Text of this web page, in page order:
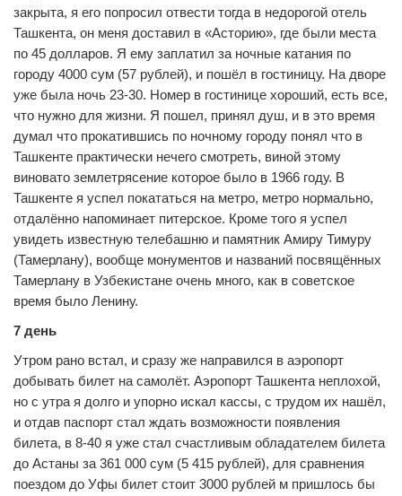
закрыта, я его попросил отвести тогда в недорогой отель
Ташкента, он меня доставил в «Асторию», где были места
по 45 долларов. Я ему заплатил за ночные катания по
городу 4000 сум (57 рублей), и пошёл в гостиницу. На дворе
уже была ночь 23-30. Номер в гостинице хороший, есть все,
что нужно для жизни. Я пошел, принял душ, и в это время
думал что прокатившись по ночному городу понял что в
Ташкенте практически нечего смотреть, виной этому
виновато землетрясение которое было в 1966 году. В
Ташкенте я успел покататься на метро, метро нормально,
отдалённо напоминает питерское. Кроме того я успел
увидеть известную телебашню и памятник Амиру Тимуру
(Тамерлану), вообще монументов и названий посвящённых
Тамерлану в Узбекистане очень много, как в советское
время было Ленину.
7 день
Утром рано встал, и сразу же направился в аэропорт
добывать билет на самолёт. Аэропорт Ташкента неплохой,
но с утра я долго и упорно искал кассы, с трудом их нашёл,
и отдав паспорт стал ждать возможности появления
билета, в 8-40 я уже стал счастливым обладателем билета
до Астаны за 361 000 сум (5 415 рублей), для сравнения
поездом до Уфы билет стоит 3000 рублей м пришлось бы